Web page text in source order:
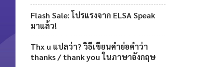
Flash Sale: โปรแรงจาก ELSA Speak
มาแล้ว!
Thx u แปลว่า? วิธีเขียนคำย่อคำว่า
thanks / thank you ในภาษาอังกฤษ